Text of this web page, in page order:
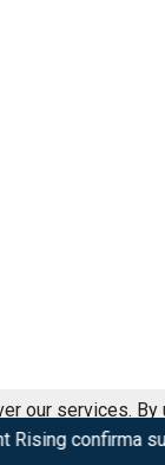
su estreno
our services. By
our use of cookies.